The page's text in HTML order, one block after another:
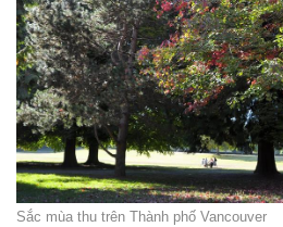
Sắc mùa thu trên Thành phố Vancouver